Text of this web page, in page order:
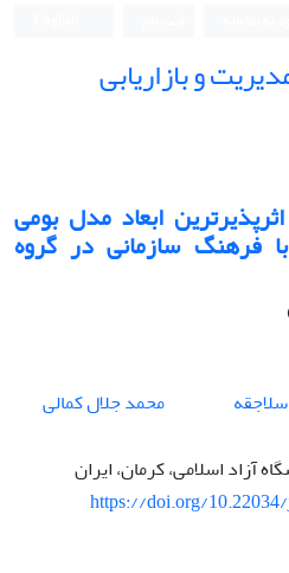
و بازاریابی
ابعاد مدل بومی
فرهنگ سازمانی در گروه
محمد جلال کمالی
آزاد اسلامی، کرمان، ایران
https://doi.org/